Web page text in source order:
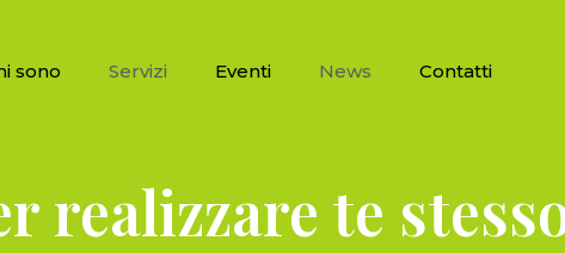
sono Servizi Eventi News Contatti
realizzare te